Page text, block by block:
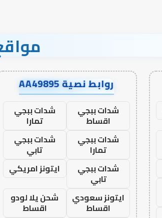
روابط نصية AA49895
شدات ببجي
اقساط
شدات ببجي
تمارا
شدات ببجي
تمارا
شدات ببجي
تابي
شدات ببجي
تابي
ايتونز امريكي
ايتونز سعودي
اقساط
شحن يلا لودو
اقساط